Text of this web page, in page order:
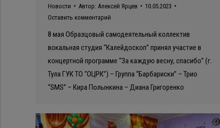
Новости Автор: Алексей Ярцев
10.05.2023
Оставить комментарий
8 мая Образцовый самодеятельный коллектив
вокальная студия “Калейдоскоп” принял участие в
концертной программе “За каждую весну, спасибо” (г.
Тула ГУК ТО “ОЦРК”) – Группа “Барбариски” – Трио
“SMS” – Кира Полынкина – Диана Григоренко